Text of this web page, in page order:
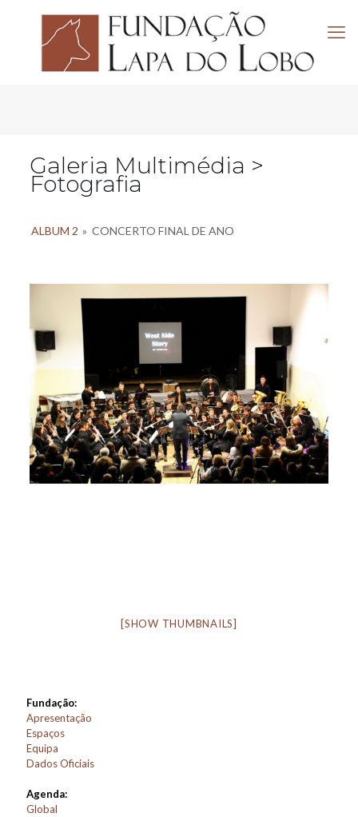
Galeria Multimédia >
Fotografia
ALBUM 2 » CONCERTO FINAL DE ANO
[SHOW THUMBNAILS]
Fundação:
Apresentação
Espaços
Equipa
Dados Oficiais
Agenda:
Global